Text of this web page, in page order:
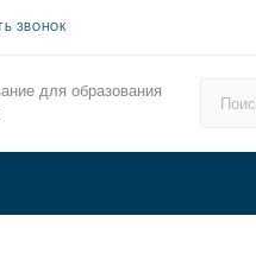
ЗВОНОК
для образования